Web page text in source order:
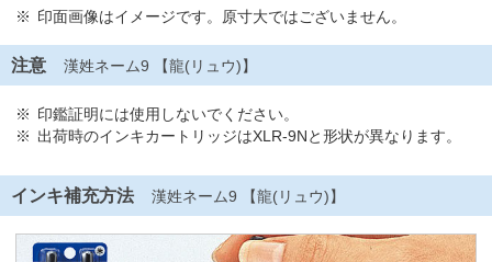
印面画像はイメージです。原寸大ではございません。
注意 漢姓ネーム9 【龍(リュウ)】
印鑑証明には使用しないでください。
出荷時のインキカートリッジはXLR-9Nと形状が異なります。
インキ補充方法 漢姓ネーム9 【龍(リュウ)】